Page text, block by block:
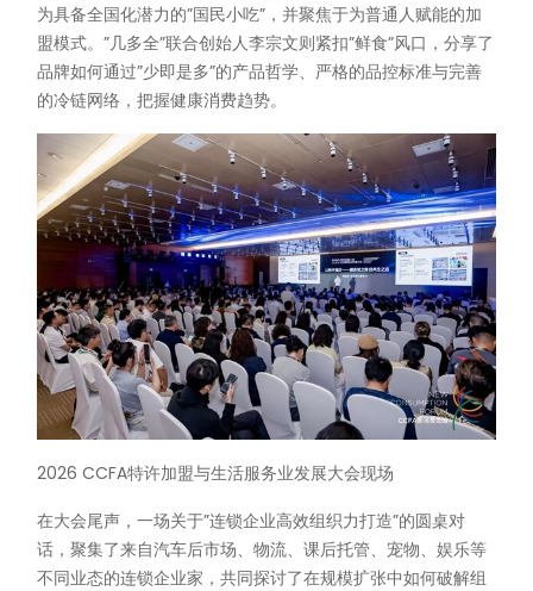
为具备全国化潜力的”国民小吃”，并聚焦于为普通人赋能的加
盟模式。”几多全”联合创始人李宗文则紧扣”鲜食”风口，分享了
品牌如何通过”少即是多”的产品哲学、严格的品控标准与完善
的冷链网络，把握健康消费趋势。
2026 CCFA特许加盟与生活服务业发展大会现场
在大会尾声，一场关于”连锁企业高效组织力打造”的圆桌对
话，聚集了来自汽车后市场、物流、课后托管、宠物、娱乐等
不同业态的连锁企业家，共同探讨了在规模扩张中如何破解组